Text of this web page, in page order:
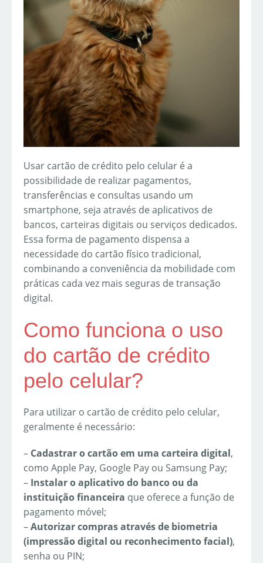
Usar cartão de crédito pelo celular é a
possibilidade de realizar pagamentos,
transferências e consultas usando um
smartphone, seja através de aplicativos de
bancos, carteiras digitais ou serviços dedicados.
Essa forma de pagamento dispensa a
necessidade do cartão físico tradicional,
combinando a conveniência da mobilidade com
práticas cada vez mais seguras de transação
digital.
Como funciona o uso
do cartão de crédito
pelo celular?
Para utilizar o cartão de crédito pelo celular,
geralmente é necessário:
– Cadastrar o cartão em uma carteira digital,
como Apple Pay, Google Pay ou Samsung Pay;
– Instalar o aplicativo do banco ou da
instituição financeira que oferece a função de
pagamento móvel;
–Autorizar compras através de biometria
(impressão digital ou reconhecimento facial),
senha ou PIN;